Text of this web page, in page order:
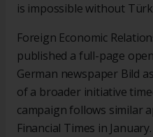
is impossible without
Foreign Economic
published a full-page
German newspaper Bild
of a broader initiative
campaign follows similar
Financial Times in January.